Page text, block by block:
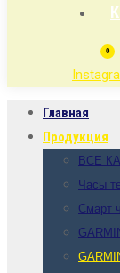
0
Главная
Продукция
ВСЕ
Часы
Смарт